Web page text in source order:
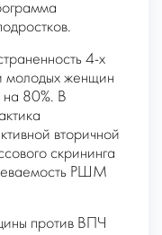
4-х
молодых женщин
на 80%. В
вторичной
скрининга
РШМ
против ВПЧ